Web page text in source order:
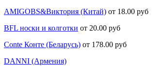
AMIGOBS&Виктория (Китай) от 18.00 руб
BFL носки и колготки от 20.00 руб
Conte Конте (Беларусь) от 178.00 руб
DANNI (Армения)